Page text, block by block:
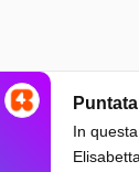
In